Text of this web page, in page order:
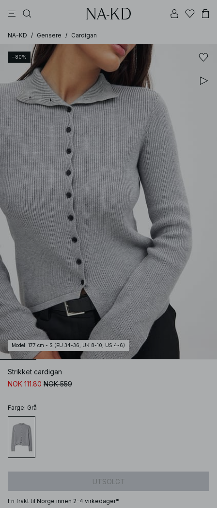
NA-KD / Gensere / Cardigan
−80%
Model : 177 cm - S (EU 34-36, UK 8-10, US 4-6)
Strikket cardigan
NOK 111.80 NOK 559
Farge: Grå
UTSOLGT
Fri frakt til Norge innen 2-4 virkedager*